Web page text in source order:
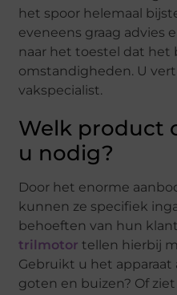
het spoor helemaal
eveneens graag advies
naar het toestel dat het
omstandigheden. U
vakspecialist.
Welk product
u nodig?
Door het enorme
kunnen ze specifiek
behoeften van hun
trilmotor tellen hierbij
Gebruikt u het
goten en buizen? Of